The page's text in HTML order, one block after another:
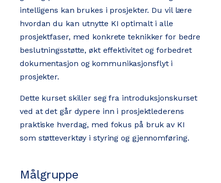
intelligens kan brukes i prosjekter. Du vil lære
hvordan du kan utnytte KI optimalt i alle
prosjektfaser, med konkrete teknikker for bedre
beslutningsstøtte, økt effektivitet og forbedret
dokumentasjon og kommunikasjonsflyt i
prosjekter.
Dette kurset skiller seg fra introduksjonskurset
ved at det går dypere inn i prosjektlederens
praktiske hverdag, med fokus på bruk av KI
som støtteverktøy i styring og gjennomføring.
Målgruppe